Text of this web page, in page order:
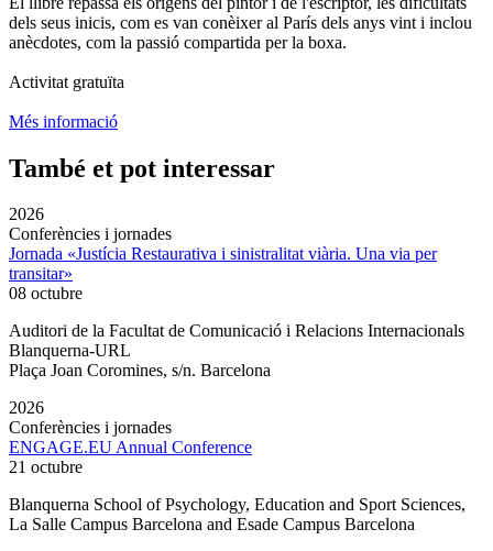
dels seus inicis, com es van conèixer al París dels anys vint i inclou
anècdotes, com la passió compartida per la boxa.
Activitat gratuïta
Més informació
També et pot interessar
2026
Conferències i jornades
Jornada «Justícia Restaurativa i sinistralitat viària. Una via per
transitar»
08 octubre
Auditori de la Facultat de Comunicació i Relacions Internacionals
Blanquerna-URL
Plaça Joan Coromines, s/n. Barcelona
2026
Conferències i jornades
ENGAGE.EU Annual Conference
21 octubre
Blanquerna School of Psychology, Education and Sport Sciences,
La Salle Campus Barcelona and Esade Campus Barcelona